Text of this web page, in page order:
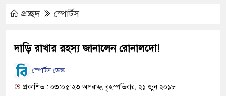
প্রচ্ছদ স্পোর্টস
দাড়ি রাখার রহস্য জানালেন রোনালদো!
স্পোর্টস ডেস্ক
প্রকাশিত : ০৩:০৫:২৩ অপরাহ্ন, বৃহস্পতিবার, ২১ জুন ২০১৮